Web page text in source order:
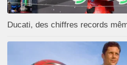
Ducati, des chiffres records